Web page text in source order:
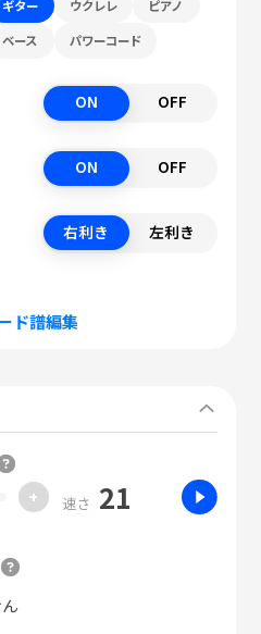
ギター ウクレレ ピアノ
ベース パワーコード
ON OFF
ON OFF
右利き 左利き
ド譜編集
+ 速さ 21